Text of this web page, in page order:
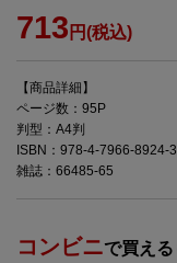
713 円(税込)
【商品詳細】
ページ数：95P
判型：A4判
ISBN：978-4-7966-8924-3
雑誌：66485-65
コンビニで買え